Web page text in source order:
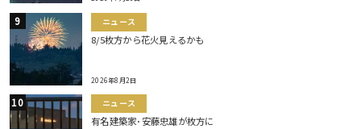
ニュース
8/5枚方から花火見えるかも
2026年8月2日
ニュース
有名建築家･安藤忠雄が枚方に